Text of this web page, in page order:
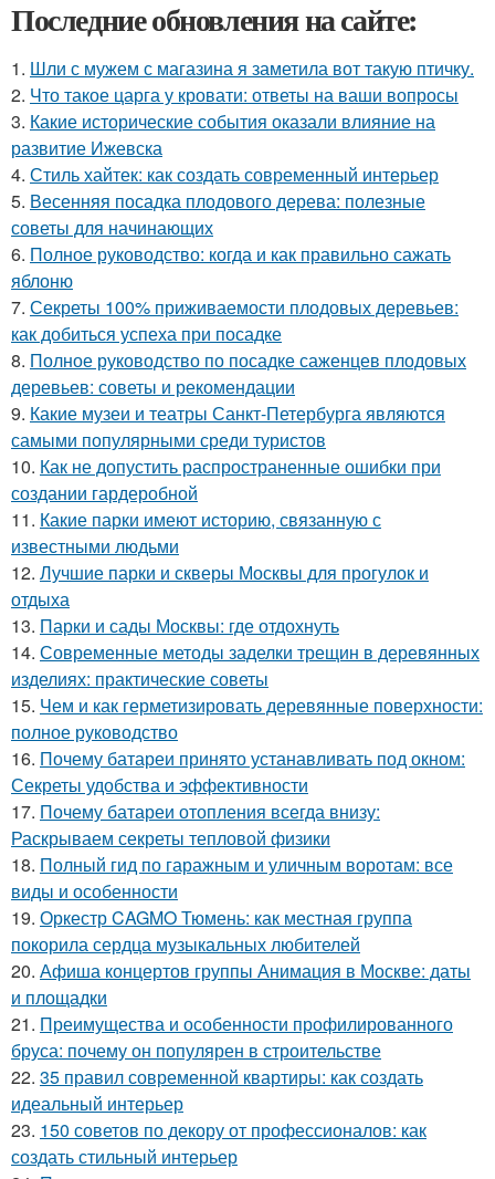
Последние обновления на сайте:
1. Шли с мужем с магазина я заметила вот такую птичку.
2. Что такое царга у кровати: ответы на ваши вопросы
3. Какие исторические события оказали влияние на
развитие Ижевска
4. Стиль хайтек: как создать современный интерьер
5. Весенняя посадка плодового дерева: полезные
советы для начинающих
6. Полное руководство: когда и как правильно сажать
яблоню
7. Секреты 100% приживаемости плодовых деревьев:
как добиться успеха при посадке
8. Полное руководство по посадке саженцев плодовых
деревьев: советы и рекомендации
9. Какие музеи и театры Санкт-Петербурга являются
самыми популярными среди туристов
10. Как не допустить распространенные ошибки при
создании гардеробной
11. Какие парки имеют историю, связанную с
известными людьми
12. Лучшие парки и скверы Москвы для прогулок и
отдыха
13. Парки и сады Москвы: где отдохнуть
14. Современные методы заделки трещин в деревянных
изделиях: практические советы
15. Чем и как герметизировать деревянные поверхности:
полное руководство
16. Почему батареи принято устанавливать под окном:
Секреты удобства и эффективности
17. Почему батареи отопления всегда внизу:
Раскрываем секреты тепловой физики
18. Полный гид по гаражным и уличным воротам: все
виды и особенности
19. Оркестр CAGMO Тюмень: как местная группа
покорила сердца музыкальных любителей
20. Афиша концертов группы Анимация в Москве: даты
и площадки
21. Преимущества и особенности профилированного
бруса: почему он популярен в строительстве
22. 35 правил современной квартиры: как создать
идеальный интерьер
23. 150 советов по декору от профессионалов: как
создать стильный интерьер